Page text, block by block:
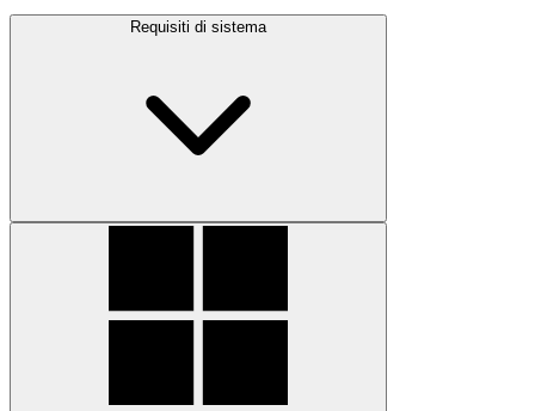
Requisiti di sistema